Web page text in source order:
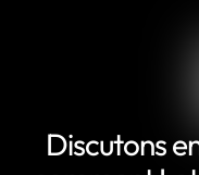
Discutons